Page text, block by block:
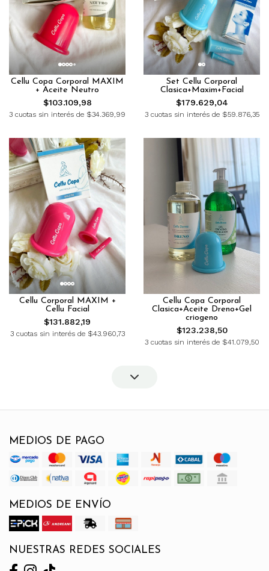
Cellu Copa Corporal MAXIM
+ Aceite Neutro
$103.109,98
3 cuotas sin interés de $34.369,99
Set Cellu Corporal
Clasica+Maxim+Facial
$179.629,04
3 cuotas sin interés de $59.876,35
Cellu Corporal MAXIM +
Cellu Facial
$131.882,19
3 cuotas sin interés de $43.960,73
Cellu Copa Corporal
Clasica+Aceite Dreno+Gel
criogeno
$123.238,50
3 cuotas sin interés de $41.079,50
MEDIOS DE PAGO
MEDIOS DE ENVÍO
NUESTRAS REDES SOCIALES